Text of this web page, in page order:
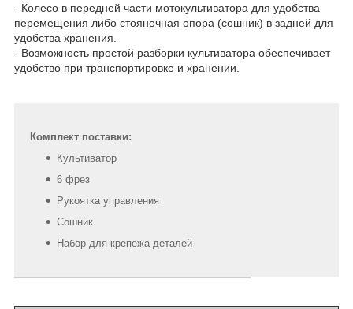
- Колесо в передней части мотокультиватора для удобства
перемещения либо стояночная опора (сошник) в задней для
удобства хранения.
- Возможность простой разборки культиватора обеспечивает
удобство при транспортировке и хранении.
Комплект поставки:
Культиватор
6 фрез
Рукоятка управления
Сошник
Набор для крепежа деталей